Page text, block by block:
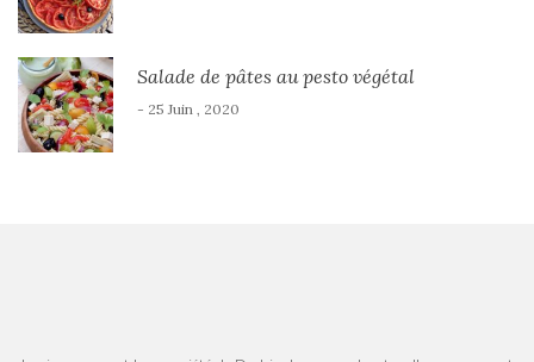
Salade de pâtes au pesto végétal
- 25 Juin , 2020